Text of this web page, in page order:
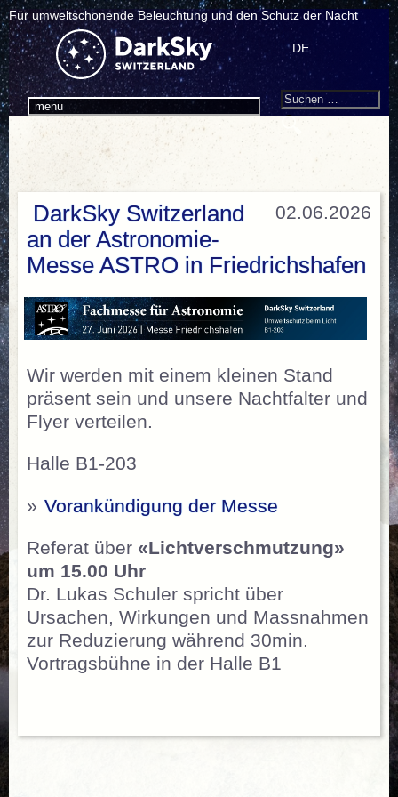
Für umweltschonende Beleuchtung und den Schutz der Nacht
menu
DE
Search
Suchen
02.06.2026
DarkSky Switzerland
an der Astronomie-
Messe ASTRO in Friedrichshafen
Wir werden mit einem kleinen Stand
präsent sein und unsere Nachtfalter und
Flyer verteilen.
Halle B1-203
» Vorankündigung der Messe
Referat über «Lichtverschmutzung»
um 15.00 Uhr
Dr. Lukas Schuler spricht über
Ursachen, Wirkungen und Massnahmen
zur Reduzierung während 30min.
Vortragsbühne in der Halle B1